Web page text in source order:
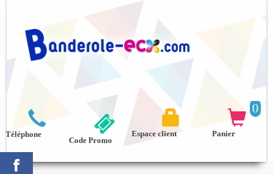


Téléphone
0

Panier

Espace client
Code Promo